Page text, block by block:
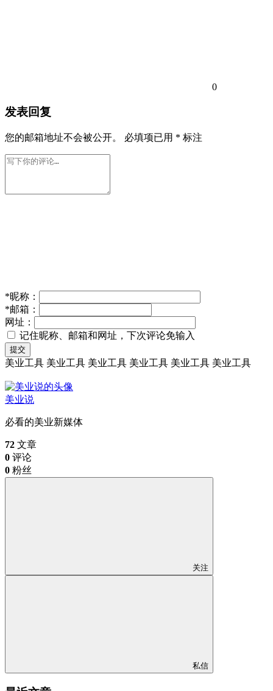
0
发表回复
您的邮箱地址不会被公开。 必填项已用 * 标注
*昵称：
*邮箱：
网址：
记住昵称、邮箱和网址，下次评论免输入
提交
美业工具 美业工具 美业工具 美业工具 美业工具 美业工具
美业说
必看的美业新媒体
72 文章
0 评论
0 粉丝
关注
私信